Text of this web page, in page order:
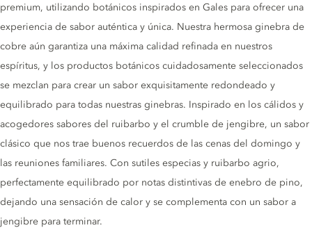
premium, utilizando botánicos inspirados en Gales para ofrecer una
experiencia de sabor auténtica y única. Nuestra hermosa ginebra de
cobre aún garantiza una máxima calidad refinada en nuestros
espíritus, y los productos botánicos cuidadosamente seleccionados
se mezclan para crear un sabor exquisitamente redondeado y
equilibrado para todas nuestras ginebras. Inspirado en los cálidos y
acogedores sabores del ruibarbo y el crumble de jengibre, un sabor
clásico que nos trae buenos recuerdos de las cenas del domingo y
las reuniones familiares. Con sutiles especias y ruibarbo agrio,
perfectamente equilibrado por notas distintivas de enebro de pino,
dejando una sensación de calor y se complementa con un sabor a
jengibre para terminar.